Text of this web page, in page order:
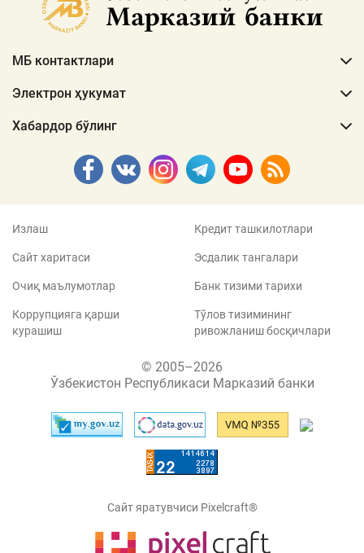
МБ контактлари
Электрон ҳукумат
Хабардор бўлинг
Излаш
Сайт харитаси
Очиқ маълумотлар
Коррупцияга қарши
курашиш
Кредит ташкилотлари
Эсдалик тангалари
Банк тизими тарихи
Тўлов тизимининг
ривожланиш босқичлари
© 2005–2026
Ўзбекистон Республикаси Марказий банки
Сайт яратувчиси Pixelcraft®